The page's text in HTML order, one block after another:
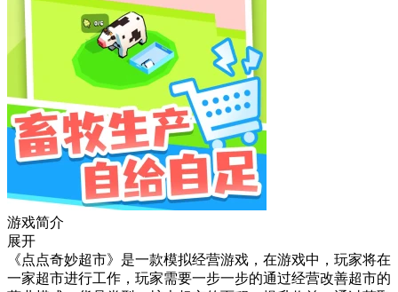
游戏简介
展开
《点点奇妙超市》是一款模拟经营游戏，在游戏中，玩家将在
一家超市进行工作，玩家需要一步一步的通过经营改善超市的